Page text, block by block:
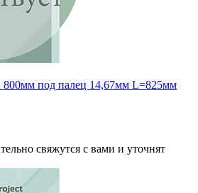
800мм под палец 14,67мм L=825мм
свяжутся с вами и уточнят